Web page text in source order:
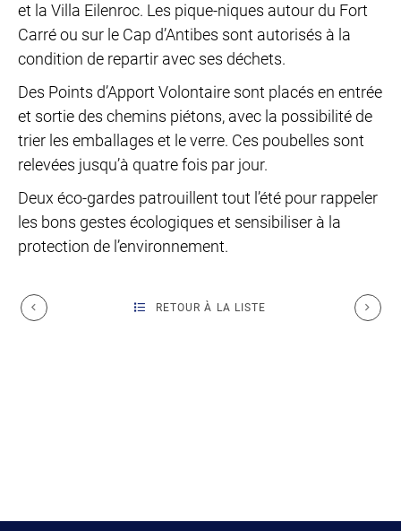
et la Villa Eilenroc. Les pique-niques autour du Fort
Carré ou sur le Cap d’Antibes sont autorisés à la
condition de repartir avec ses déchets.
Des Points d’Apport Volontaire sont placés en entrée
et sortie des chemins piétons, avec la possibilité de
trier les emballages et le verre. Ces poubelles sont
relevées jusqu’à quatre fois par jour.
Deux éco-gardes patrouillent tout l’été pour rappeler
les bons gestes écologiques et sensibiliser à la
protection de l’environnement.
RETOUR À LA LISTE